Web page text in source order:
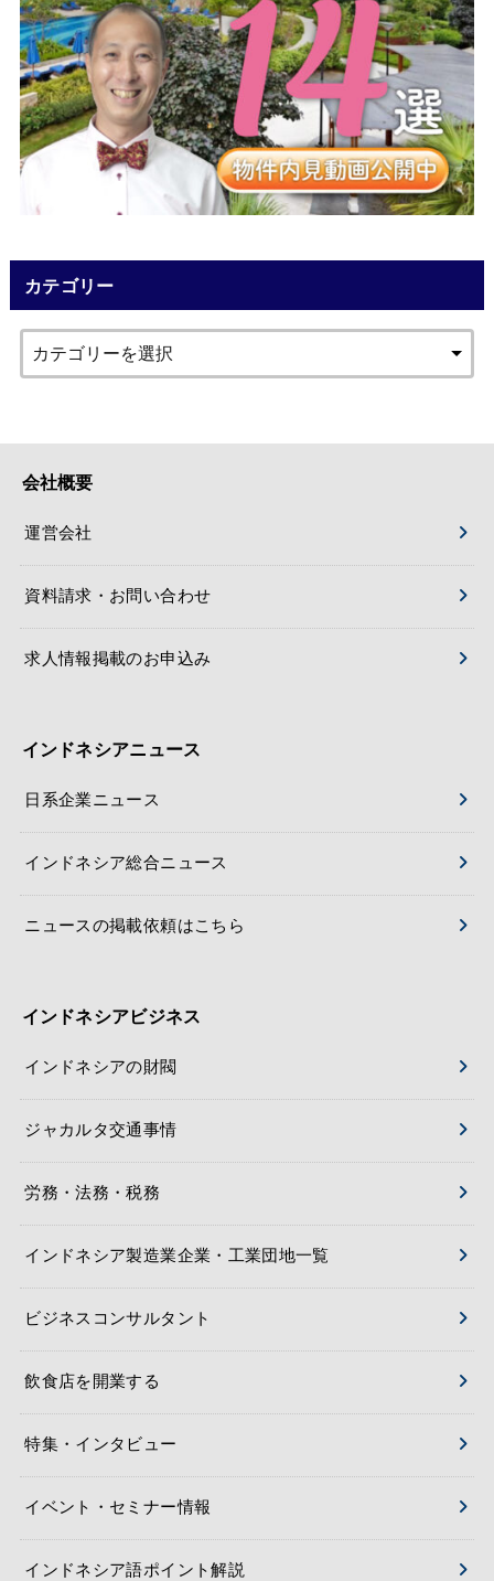
カテゴリー
会社概要
運営会社
資料請求・お問い合わせ
求人情報掲載のお申込み
インドネシアニュース
日系企業ニュース
インドネシア総合ニュース
ニュースの掲載依頼はこちら
インドネシアビジネス
インドネシアの財閥
ジャカルタ交通事情
労務・法務・税務
インドネシア製造業企業・工業団地一覧
ビジネスコンサルタント
飲食店を開業する
特集・インタビュー
イベント・セミナー情報
インドネシア語ポイント解説